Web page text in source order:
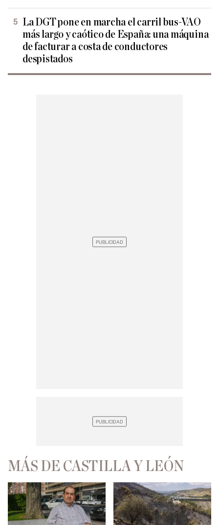
La DGT pone en marcha el carril bus-VAO
más largo y caótico de España: una máquina
de facturar a costa de conductores
despistados
MÁS DE CASTILLA Y LEÓN